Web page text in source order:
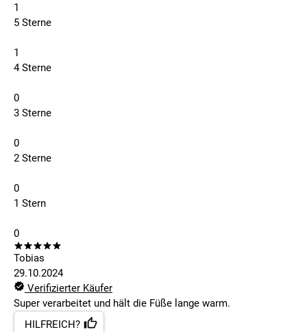
1
5 Sterne
1
4 Sterne
0
3 Sterne
0
2 Sterne
0
1 Stern
0
Tobias
29.10.2024
Verifizierter Käufer
Super verarbeitet und hält die Füße lange warm.
HILFREICH?